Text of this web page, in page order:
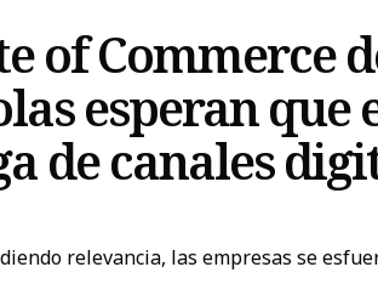
of Commerce
esperan que
de canales
relevancia, las empresas se